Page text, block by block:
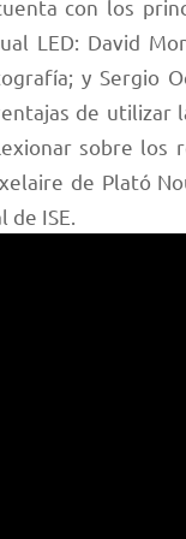
con los
LED: David
y Sergio
de utilizar
sobre los
de Plató
de ISE.